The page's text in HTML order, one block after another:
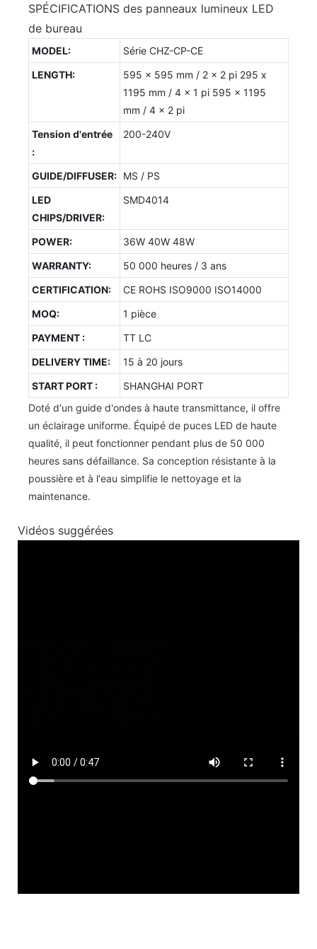
SPÉCIFICATIONS des panneaux lumineux LED
de bureau
MODEL:
Série CHZ-CP-CE
LENGTH:
595 x 595 mm / 2 x 2 pi 295 x
1195 mm / 4 x 1 pi 595 x 1195
mm / 4 x 2 pi
Tension d'entrée
:
200-240V
GUIDE/DIFFUSER: MS / PS
LED
CHIPS/DRIVER:
SMD4014
POWER:
36W 40W 48W
WARRANTY:
50 000 heures / 3 ans
CERTIFICATION:
CE ROHS ISO9000 ISO14000
MOQ:
1 pièce
PAYMENT :
TT LC
DELIVERY TIME:
15 à 20 jours
START PORT :
SHANGHAI PORT
Doté d'un guide d'ondes à haute transmittance, il offre
un éclairage uniforme. Équipé de puces LED de haute
qualité, il peut fonctionner pendant plus de 50 000
heures sans défaillance. Sa conception résistante à la
poussière et à l'eau simplifie le nettoyage et la
maintenance.
Vidéos suggérées